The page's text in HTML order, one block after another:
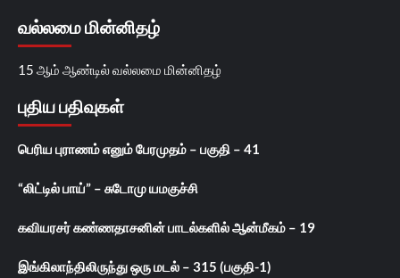
வல்லமை மின்னிதழ்
15 ஆம் ஆண்டில் வல்லமை மின்னிதழ்
புதிய பதிவுகள்
பெரிய புராணம் எனும் பேரமுதம் – பகுதி – 41
“லிட்டில் பாய்” – சுடோமு யமகுச்சி
கவியரசர் கண்ணதாசனின் பாடல்களில் ஆன்மீகம் – 19
இங்கிலாந்திலிருந்து ஒரு மடல் – 315 (பகுதி-1)